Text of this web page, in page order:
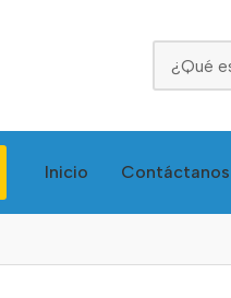
Inicio Contáctanos